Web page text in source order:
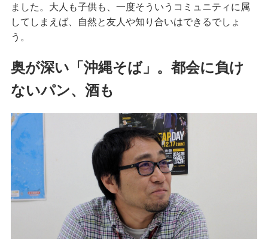
ました。大人も子供も、一度そういうコミュニティに属
してしまえば、自然と友人や知り合いはできるでしょ
う。
奥が深い「沖縄そば」。都会に負け
ないパン、酒も